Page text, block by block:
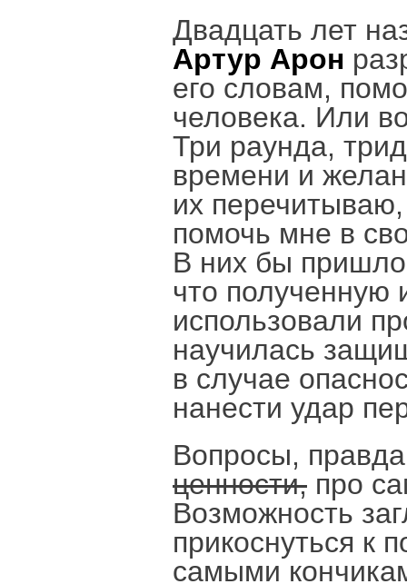
Двадцать лет
Артур Арон
его словам,
человека. Или
Три раунда,
времени и
их
помочь мне в
В них бы
что
использовали
научилась
в случае
нанести удар
Вопросы,
ценности, про
Возможность
прикоснуться к
самыми